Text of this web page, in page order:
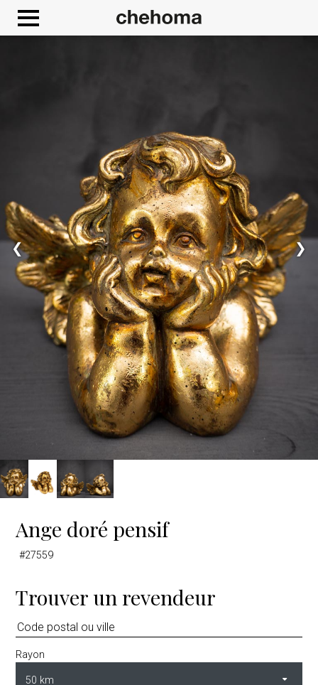
❮ ❯
Ange doré pensif
#27559
Trouver un revendeur
Rayon
Google Maps est désactivé. Autoriser
Panneau de gestion des cookies